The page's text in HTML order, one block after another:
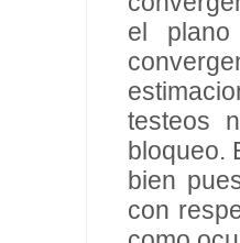
el
testeos
bloqueo.
bien
con